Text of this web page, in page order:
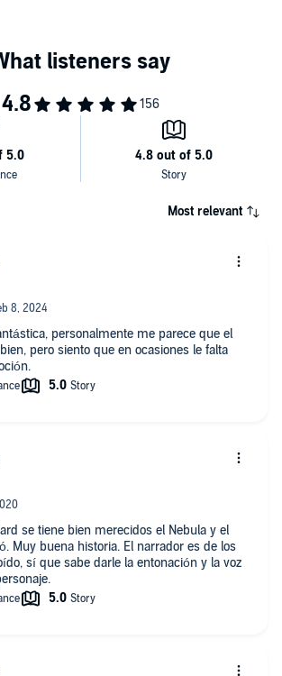
(P)2019 Penguin Random House Grupo
Most relevant
personalmente me parece que el
pero siento que en ocasiones le falta
se tiene bien merecidos el Nebula y el
los
sí que sabe darle la entonación y la voz